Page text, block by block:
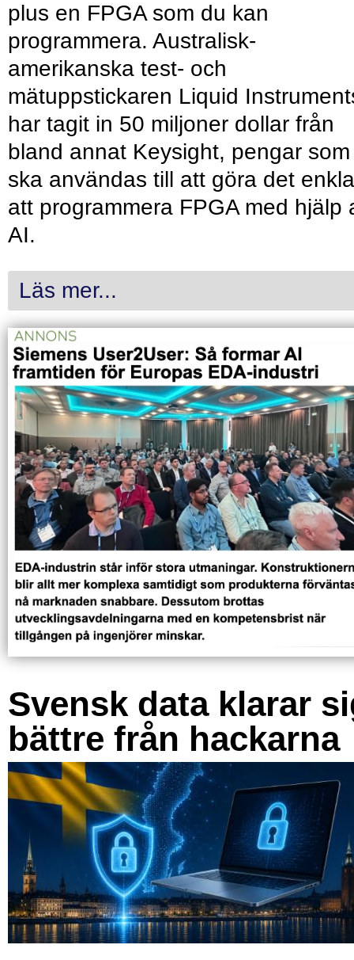
plus en FPGA som du kan
programmera. Australisk-
amerikanska test- och
mätuppstickaren Liquid
har tagit in 50 miljoner dollar från
bland annat Keysight, pengar som
ska användas till att göra det
att programmera FPGA med hjälp
AI.
Läs mer...
Svensk data klarar
bättre från hackarna